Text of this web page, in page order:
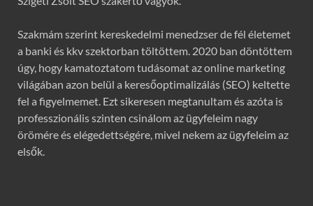
Szakmám szerint kereskedelmi menedzser de fél életemet
a banki és kkv szektorban töltöttem. 2020 ban döntöttem
úgy, hogy kamatoztatom tudásomat az online marketing
világában azon belül a keresőoptimalizálás (SEO) keltette
fel a figyelmemet. Ezt sikeresen megtanultam és azóta is
professzionális szinten csinálom az ügyfeleim nagy
örömére és elégedettségére, mivel nekem az ügyfeleim az
elsők.